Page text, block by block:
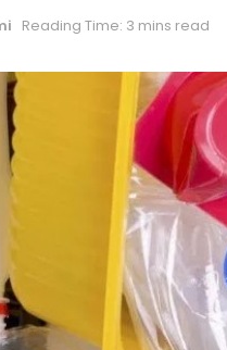
Reading Time: 3 mins read